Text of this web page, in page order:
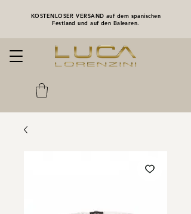
KOSTENLOSER VERSAND auf dem spanischen
Festland und auf den Balearen.